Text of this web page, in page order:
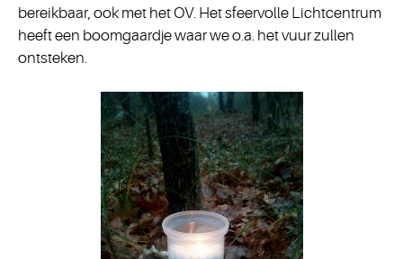
bereikbaar, ook met het OV. Het sfeervolle Lichtcentrum
heeft een boomgaardje waar we o.a. het vuur zullen
ontsteken.